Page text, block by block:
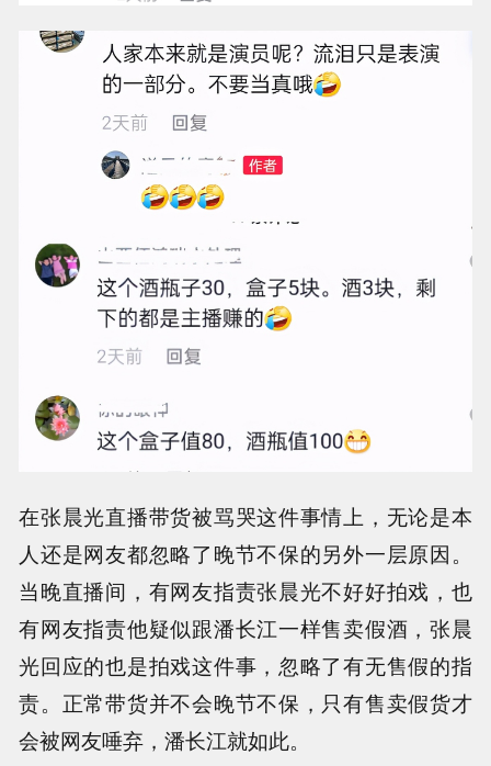
在张晨光直播带货被骂哭这件事情上，无论是本
人还是网友都忽略了晚节不保的另外一层原因。
当晚直播间，有网友指责张晨光不好好拍戏，也
有网友指责他疑似跟潘长江一样售卖假酒，张晨
光回应的也是拍戏这件事，忽略了有无售假的指
责。正常带货并不会晚节不保，只有售卖假货才
会被网友唾弃，潘长江就如此。